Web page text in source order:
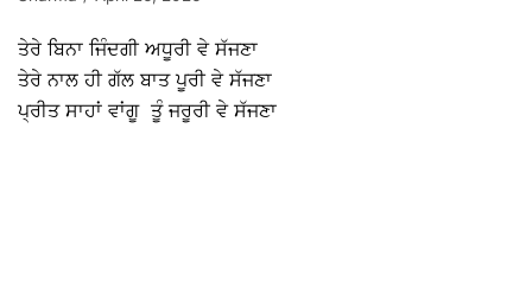
ਤੇਰੇ ਬਿਨਾ ਜਿੰਦਗੀ ਅਧੂਰੀ ਵੇ ਸੱਜਣਾ
ਤੇਰੇ ਨਾਲ ਹੀ ਗੱਲ ਬਾਤ ਪੂਰੀ ਵੇ ਸੱਜਣਾ
ਪ੍ਰੀਤ ਸਾਹਾਂ ਵਾਂਗੂ ਤੂੰ ਜਰੂਰੀ ਵੇ ਸੱਜਣਾ